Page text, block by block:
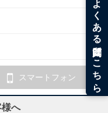
スマートフォン
へ